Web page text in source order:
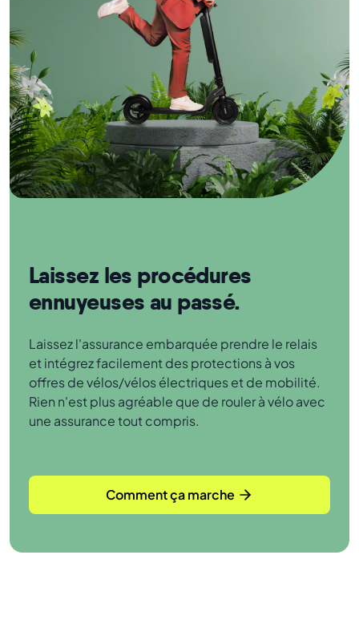
Laissez les procédures
ennuyeuses au passé.
Laissez l'assurance embarquée prendre le relais
et intégrez facilement des protections à vos
offres de vélos/vélos électriques et de mobilité.
Rien n'est plus agréable que de rouler à vélo avec
une assurance tout compris.
Comment ça marche